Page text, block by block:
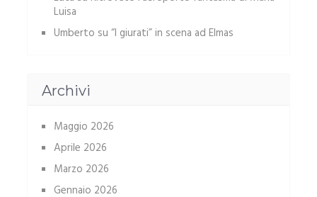
Luisa
Umberto su “I giurati” in scena ad Elmas
Archivi
Maggio 2026
Aprile 2026
Marzo 2026
Gennaio 2026